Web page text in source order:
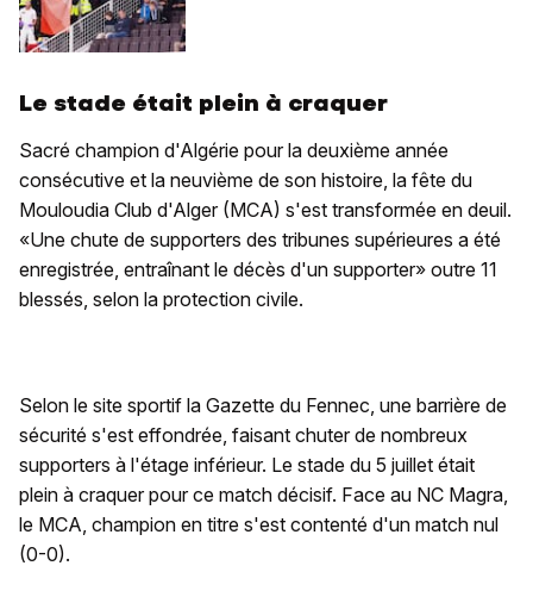
Le stade était plein à craquer
Sacré champion d'Algérie pour la deuxième année
consécutive et la neuvième de son histoire, la fête du
Mouloudia Club d'Alger (MCA) s'est transformée en deuil.
«Une chute de supporters des tribunes supérieures a été
enregistrée, entraînant le décès d'un supporter» outre 11
blessés, selon la protection civile.
Selon le site sportif la Gazette du Fennec, une barrière de
sécurité s'est effondrée, faisant chuter de nombreux
supporters à l'étage inférieur. Le stade du 5 juillet était
plein à craquer pour ce match décisif. Face au NC Magra,
le MCA, champion en titre s'est contenté d'un match nul
(0-0).